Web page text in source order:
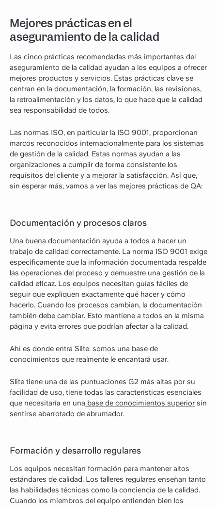
Mejores prácticas en el
aseguramiento de la calidad
Las cinco prácticas recomendadas más importantes del
aseguramiento de la calidad ayudan a los equipos a ofrecer
mejores productos y servicios. Estas prácticas clave se
centran en la documentación, la formación, las revisiones,
la retroalimentación y los datos, lo que hace que la calidad
sea responsabilidad de todos.
Las normas ISO, en particular la ISO 9001, proporcionan
marcos reconocidos internacionalmente para los sistemas
de gestión de la calidad. Estas normas ayudan a las
organizaciones a cumplir de forma consistente los
requisitos del cliente y a mejorar la satisfacción. Así que,
sin esperar más, vamos a ver las mejores prácticas de QA:
Documentación y procesos claros
Una buena documentación ayuda a todos a hacer un
trabajo de calidad correctamente. La norma ISO 9001 exige
específicamente que la información documentada respalde
las operaciones del proceso y demuestre una gestión de la
calidad eficaz. Los equipos necesitan guías fáciles de
seguir que expliquen exactamente qué hacer y cómo
hacerlo. Cuando los procesos cambian, la documentación
también debe cambiar. Esto mantiene a todos en la misma
página y evita errores que podrían afectar a la calidad.
Ahí es donde entra Slite: somos una base de
conocimientos que realmente le encantará usar.
Slite tiene una de las puntuaciones G2 más altas por su
facilidad de uso, tiene todas las características esenciales
que necesitaría en una base de conocimientos superior sin
sentirse abarrotado de abrumador.
Formación y desarrollo regulares
Los equipos necesitan formación para mantener altos
estándares de calidad. Los talleres regulares enseñan tanto
las habilidades técnicas como la conciencia de la calidad.
Cuando los miembros del equipo entienden bien los